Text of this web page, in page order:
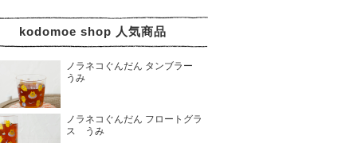
kodomoe shop 人気商品
ノラネコぐんだん タンブラー
うみ
ノラネコぐんだん フロートグラ
ス うみ